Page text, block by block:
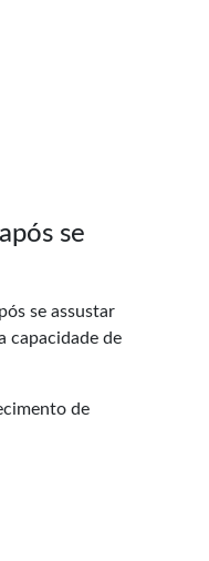
se
se assustar
capacidade de
de